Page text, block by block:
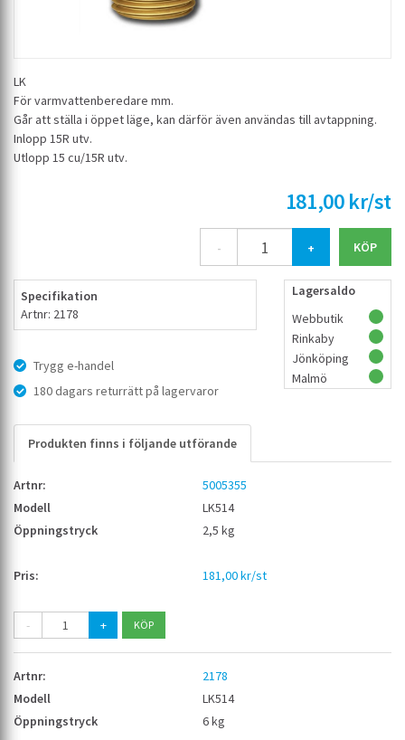
LK
För varmvattenberedare mm.
Går att ställa i öppet läge, kan därför även användas till avtappning.
Inlopp 15R utv.
Utlopp 15 cu/15R utv.
181,00 kr/st
- +
Specifikation
Artnr: 2178
Trygg e-handel
180 dagars returrätt på lagervaror
Lagersaldo
Webbutik
Rinkaby
Jönköping
Malmö
Produkten finns i följande utförande
5005355
LK514
2,5 kg
181,00 kr/st
- +
2178
LK514
6 kg